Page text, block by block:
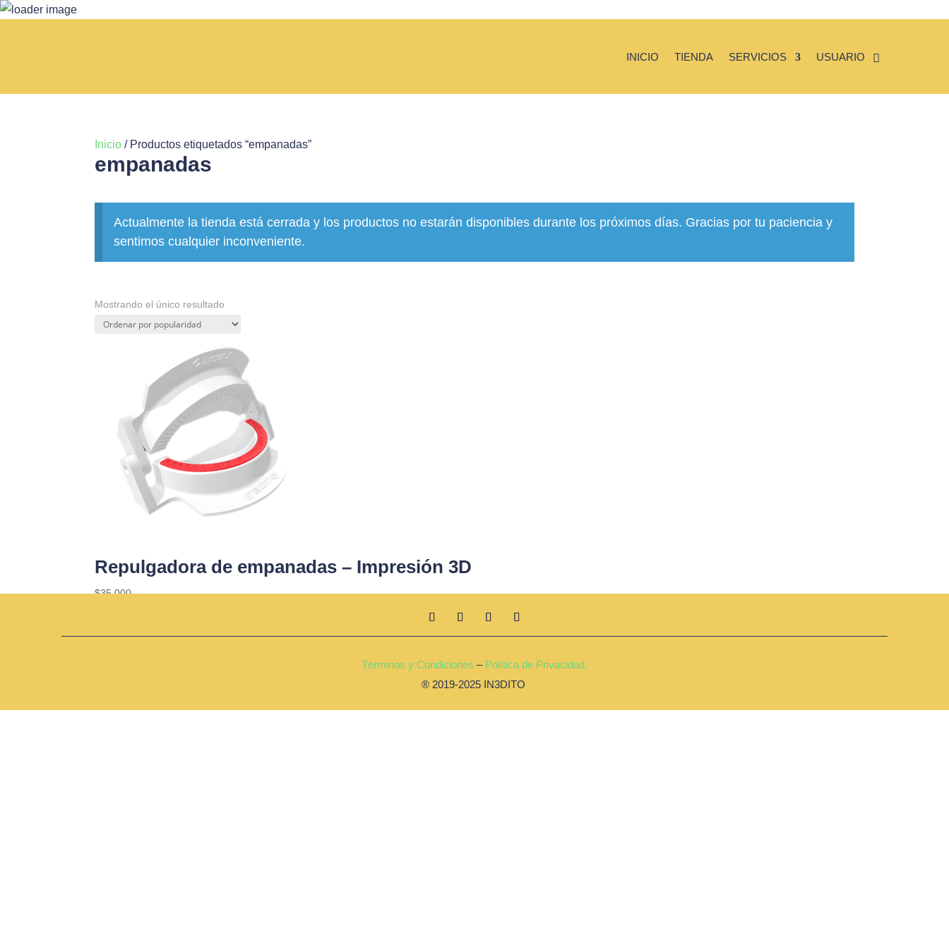
INICIO TIENDA SERVICIOS USUARIO
Inicio / Productos etiquetados “empanadas”
empanadas
Actualmente la tienda está cerrada y los productos no estarán disponibles durante los próximos días. Gracias por tu paciencia y
sentimos cualquier inconveniente.
Mostrando el único resultado
Repulgadora de empanadas – Impresión 3D
$35.000
Términos y Condiciones – Política de Privacidad.
® 2019-2025 IN3DITO